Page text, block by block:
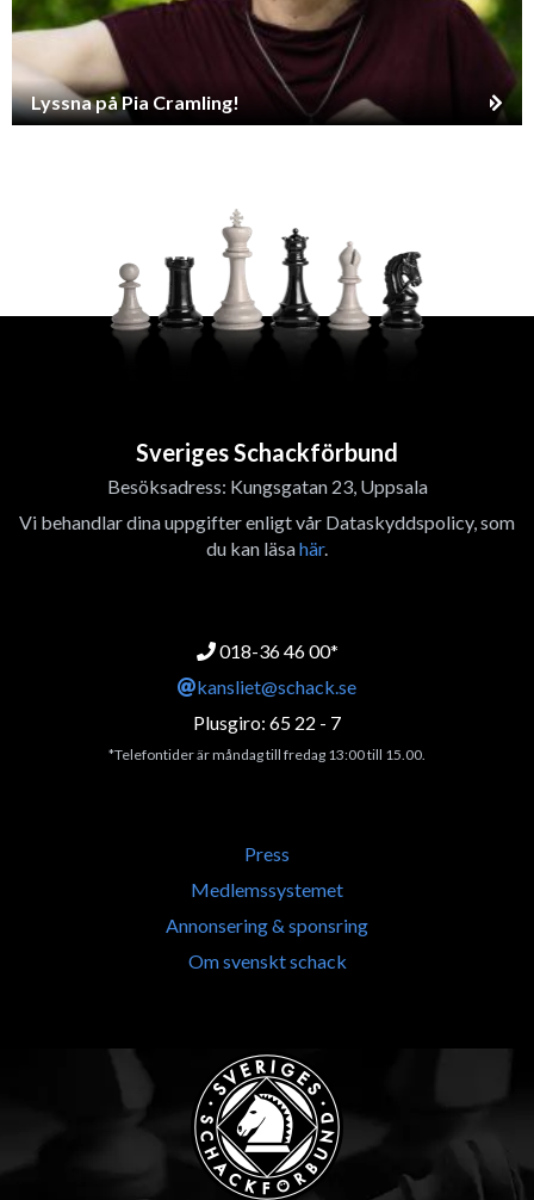
Lyssna på Pia Cramling!
Sveriges Schackförbund
Besöksadress: Kungsgatan 23, Uppsala
Vi behandlar dina uppgifter enligt vår Dataskyddspolicy, som
du kan läsahär.
018-36 46 00*
kansliet@schack.se
Plusgiro: 65 22 - 7
*Telefontider är måndag till fredag 13:00 till 15.00.
Press
Medlemssystemet
Annonsering & sponsring
Om svenskt schack